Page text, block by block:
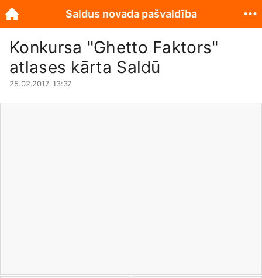
Konkursa "Ghetto Faktors"
atlases kārta Saldū
25.02.2017. 13:37
Saldus novada pašvaldība